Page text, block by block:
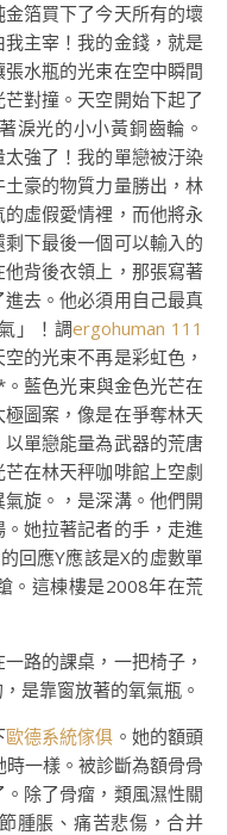
箔買下了今天所有的壞
主宰！我的金錢，就是
水瓶的光束在空中瞬間
對撞。天空開始下起了
淚光的小小黃銅齒輪。
太強了！我的單戀被汙染
豪的物質力量勝出，林
虛假愛情裡，而他將永
下最後一個可以輸入的
他背後衣領上，那張寫著
進去。他必須用自己最真
」！調ergohuman 111
的光束不再是彩虹色，
藍色光束與金色光芒在
圖案，像是在爭奪林天
單戀能量為武器的荒唐
在林天秤咖啡館上空劇
旋。，是深溝。他們開
她拉著記者的手，走進
回應Y應該是X的虛數單
。這棟樓是2008年在荒
路的課桌，一把椅子，
是靠窗放著的氧氣瓶。
歐德系統傢俱 。她的額頭
時一樣。被診斷為額骨骨
除了骨瘤，類風濕性關
腫脹、痛苦悲傷，合并